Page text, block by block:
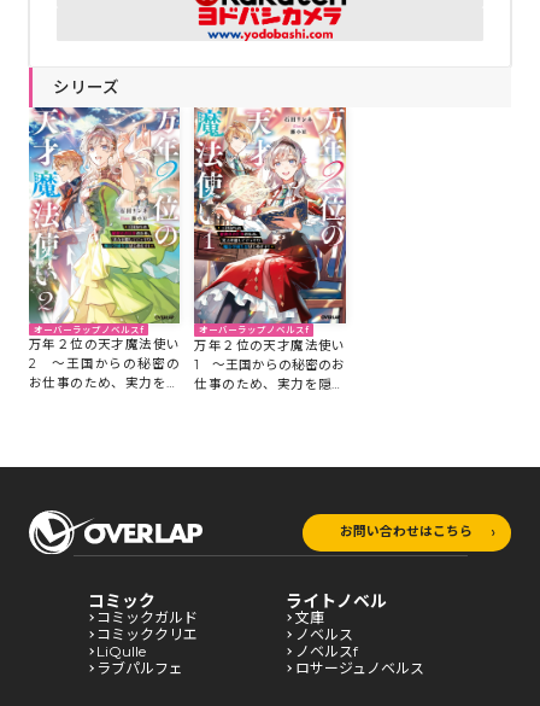
シリーズ
オーバーラップノベルスf
万年２位の天才魔法使い
2 ～王国からの秘密の
お仕事のため、実力を隠
オーバーラップノベルスf
万年２位の天才魔法使い
1 ～王国からの秘密のお
仕事のため、実力を隠し
お問い合わせはこちら
コミック
コミックガルド
コミッククリエ
LiQulle
ラブパルフェ
ライトノベル
文庫
ノベルス
ノベルスf
ロサージュノベルス